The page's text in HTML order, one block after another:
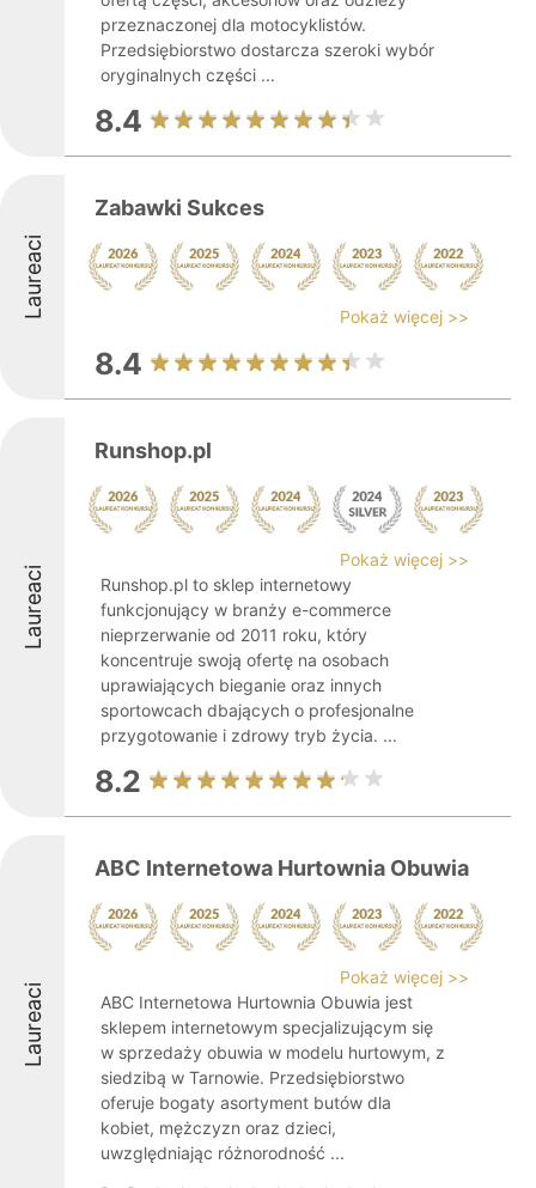
przeznaczonej dla motocyklistów.
Przedsiębiorstwo dostarcza szeroki wybór
oryginalnych części ...
8.4
Laureaci
Zabawki Sukces
Pokaż więcej >>
8.4
Laureaci
Runshop.pl
Pokaż więcej >>
Runshop.pl to sklep internetowy
funkcjonujący w branży e-commerce
nieprzerwanie od 2011 roku, który
koncentruje swoją ofertę na osobach
uprawiających bieganie oraz innych
sportowcach dbających o profesjonalne
przygotowanie i zdrowy tryb życia. ...
8.2
Laureaci
ABC Internetowa Hurtownia Obuwia
Pokaż więcej >>
ABC Internetowa Hurtownia Obuwia jest
sklepem internetowym specjalizującym się
w sprzedaży obuwia w modelu hurtowym, z
siedzibą w Tarnowie. Przedsiębiorstwo
oferuje bogaty asortyment butów dla
kobiet, mężczyzn oraz dzieci,
uwzględniając różnorodność ...